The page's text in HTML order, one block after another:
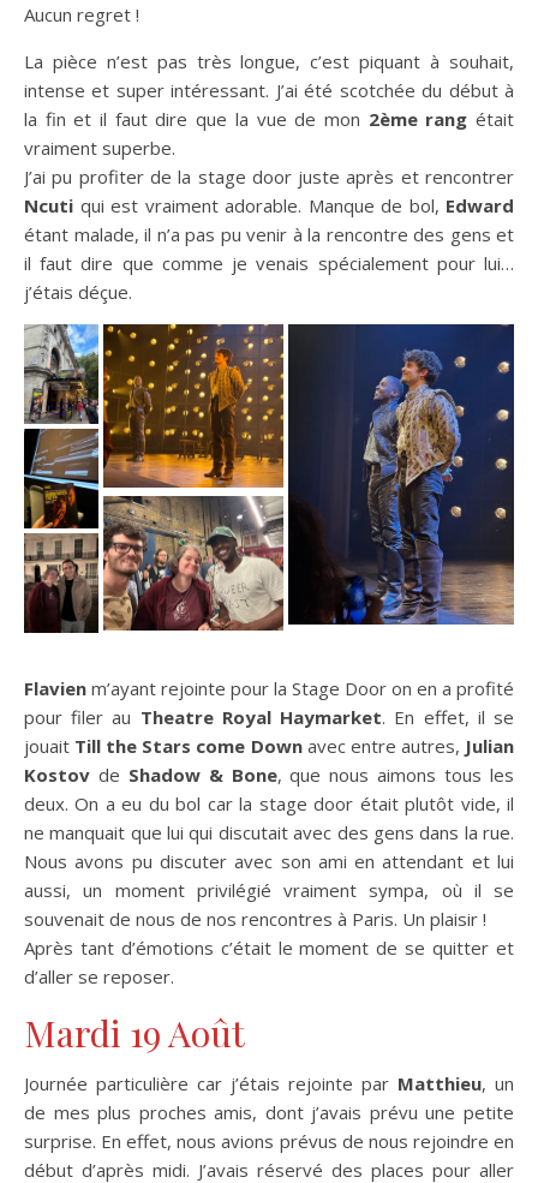
Aucun regret !
La pièce n’est pas très longue, c’est piquant à souhait,
intense et super intéressant. J’ai été scotchée du début à
la fin et il faut dire que la vue de mon 2ème rang était
vraiment superbe.
J’ai pu profiter de la stage door juste après et rencontrer
Ncuti qui est vraiment adorable. Manque de bol, Edward
étant malade, il n’a pas pu venir à la rencontre des gens et
il faut dire que comme je venais spécialement pour lui…
j’étais déçue.
Flavien m’ayant rejointe pour la Stage Door on en a profité
pour filer au Theatre Royal Haymarket. En effet, il se
jouait Till the Stars come Downavec entre autres, Julian
Kostov de Shadow & Bone, que nous aimons tous les
deux. On a eu du bol car la stage door était plutôt vide, il
ne manquait que lui qui discutait avec des gens dans la rue.
Nous avons pu discuter avec son ami en attendant et lui
aussi, un moment privilégié vraiment sympa, où il se
souvenait de nous de nos rencontres à Paris. Un plaisir !
Après tant d’émotions c’était le moment de se quitter et
d’aller se reposer.
Mardi 19 Août
Journée particulière car j’étais rejointe par Matthieu, un
de mes plus proches amis, dont j’avais prévu une petite
surprise. En effet, nous avions prévus de nous rejoindre en
début d’après midi. J’avais réservé des places pour aller